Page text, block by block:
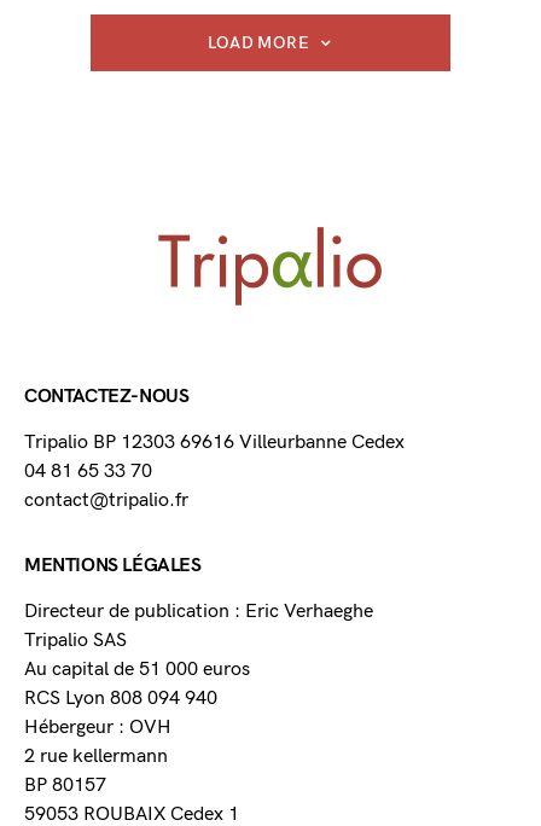
LOAD MORE
CONTACTEZ-NOUS
Tripalio BP 12303 69616 Villeurbanne Cedex
04 81 65 33 70
contact@tripalio.fr
MENTIONS LÉGALES
Directeur de publication : Eric Verhaeghe
Tripalio SAS
Au capital de 51 000 euros
RCS Lyon 808 094 940
Hébergeur : OVH
2 rue kellermann
BP 80157
59053 ROUBAIX Cedex 1